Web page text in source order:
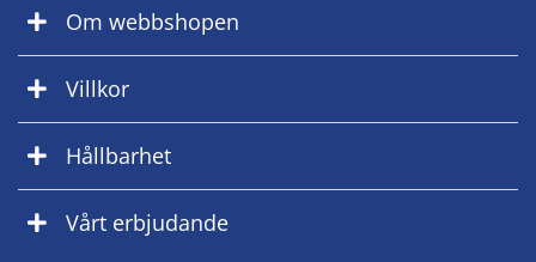
Om webbshopen
Villkor
Hållbarhet
Vårt erbjudande